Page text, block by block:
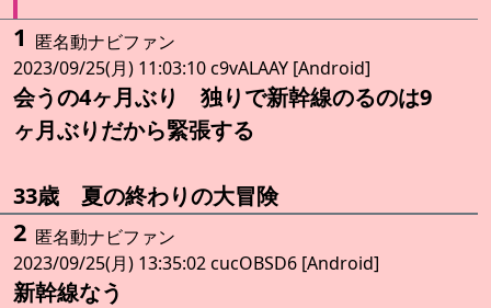
1 匿名動ナビファン
2023/09/25(月) 11:03:10 c9vALAAY [Android]
会うの4ヶ月ぶり 独りで新幹線のるのは9
ヶ月ぶりだから緊張する
33歳 夏の終わりの大冒険
2 匿名動ナビファン
2023/09/25(月) 13:35:02 cucOBSD6 [Android]
新幹線なう